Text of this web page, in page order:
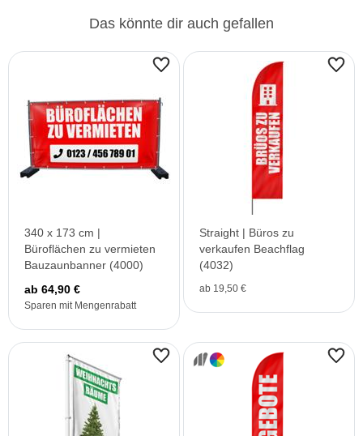
Das könnte dir auch gefallen
340 x 173 cm |
Büroflächen zu vermieten
Bauzaunbanner (4000)
ab 64,90 €
Sparen mit Mengenrabatt
Straight | Büros zu
verkaufen Beachflag
(4032)
ab 19,50 €